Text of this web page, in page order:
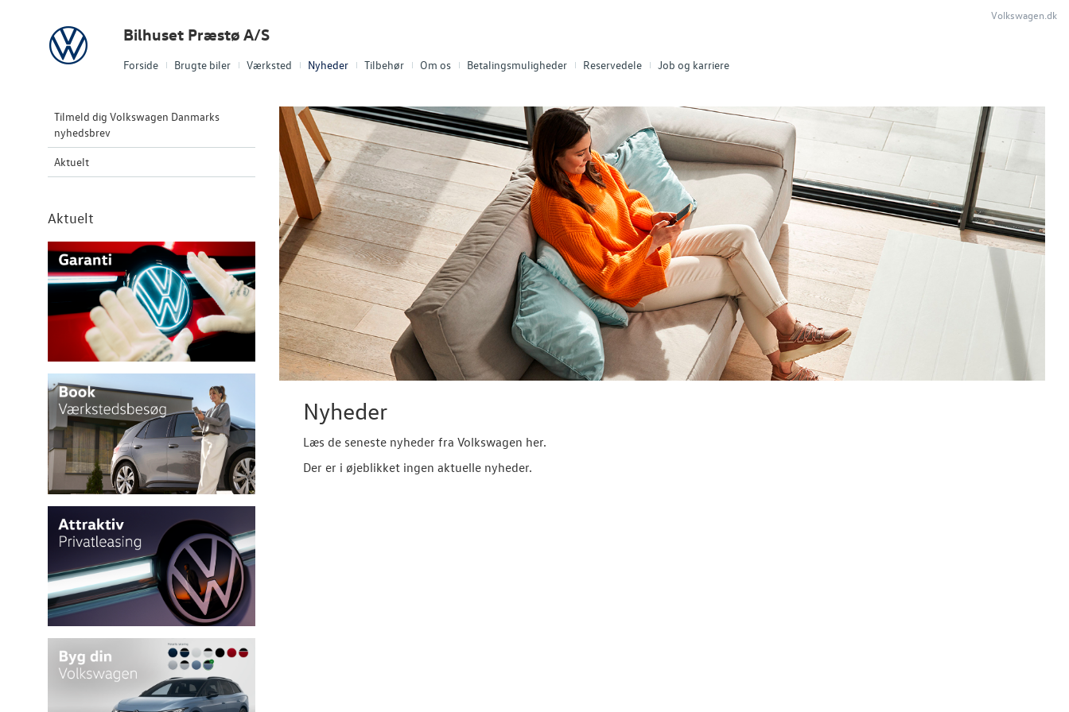
Forside Brugte biler Værksted Nyheder Tilbehør Om os Betalingsmuligheder Reservedele Job og karriere
Volkswagen Bilhuset Præstø A/S
Volkswagen.dk
Tilmeld dig Volkswagen Danmarks
nyhedsbrev
Aktuelt
Aktuelt
Nyheder
Læs de seneste nyheder fra Volkswagen her.
Der er i øjeblikket ingen aktuelle nyheder.